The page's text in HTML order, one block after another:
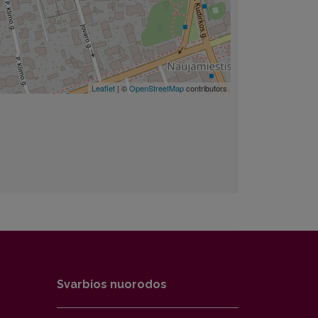
Leaflet| ©OpenStreetMapcontributors
Svarbios nuorodos